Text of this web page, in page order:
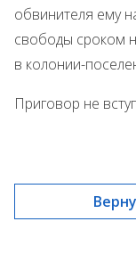
обвинителя ему
свободы сроком
в колонии-
Приговор не